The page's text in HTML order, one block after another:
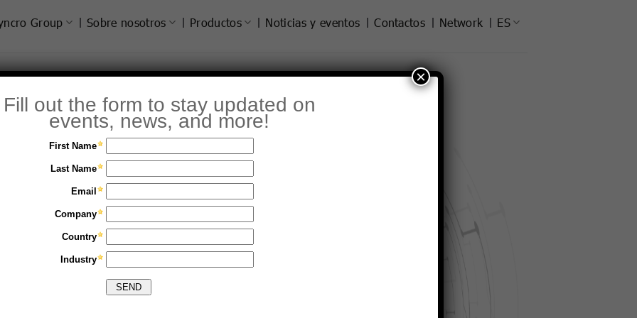
Group Sobre nosotros Productos Noticias y eventos Contactos Network ES
×